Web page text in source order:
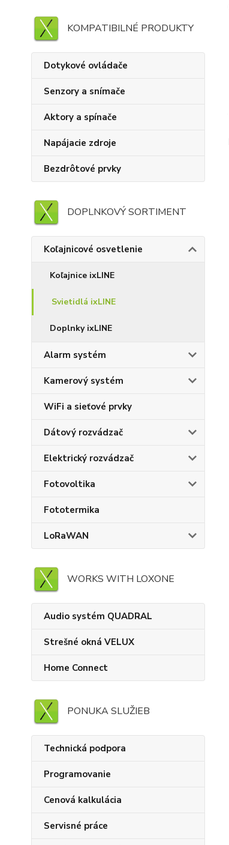
KOMPATIBILNÉ PRODUKTY
Dotykové ovládače
Senzory a snímače
Aktory a spínače
Napájacie zdroje
Bezdrôtové prvky
DOPLNKOVÝ SORTIMENT
Koľajnicové osvetlenie
Koľajnice ixLINE
Svietidlá ixLINE
Doplnky ixLINE
Alarm systém
Kamerový systém
WiFi a sieťové prvky
Dátový rozvádzač
Elektrický rozvádzač
Fotovoltika
Fototermika
LoRaWAN
WORKS WITH LOXONE
Audio systém QUADRAL
Strešné okná VELUX
Home Connect
PONUKA SLUŽIEB
Technická podpora
Programovanie
Cenová kalkulácia
Servisné práce